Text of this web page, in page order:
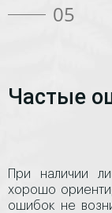
05
Частые
При наличии
хорошо
ошибок не